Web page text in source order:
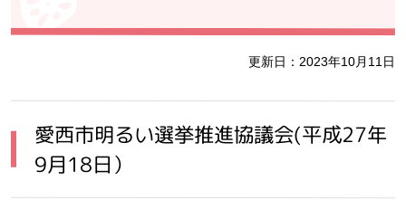
更新日：2023年10月11日
愛西市明るい選挙推進協議会(平成27年
9月18日）